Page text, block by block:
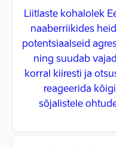
Liitlaste kohalolek
naaberriikides
potentsiaalseid
ning suudab
korral kiiresti ja
reageerida
sõjalistele